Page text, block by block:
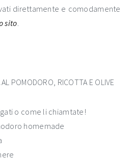
direttamente e comodamente
sito.
POMODORO, RICOTTA E OLIVE
o come li chiamtate!
homemade